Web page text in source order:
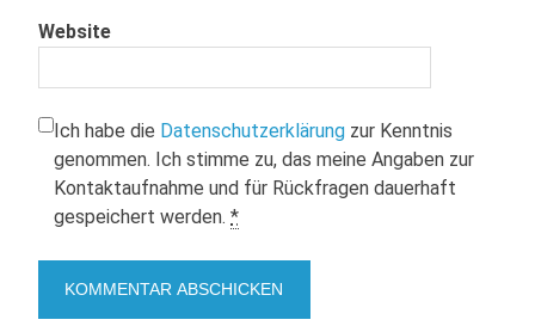
Website
Ich habe die Datenschutzerklärung zur Kenntnis
genommen. Ich stimme zu, das meine Angaben zur
Kontaktaufnahme und für Rückfragen dauerhaft
gespeichert werden. *